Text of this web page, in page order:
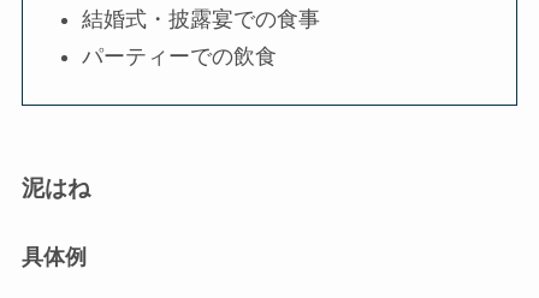
結婚式・披露宴での食事
パーティーでの飲食
泥はね
具体例